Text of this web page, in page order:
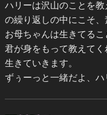
ハリーは沢山のことを
の繰り返しの中にこそ、
お母ちゃんは生きてるこ
君が身をもって教えて
生きていきます。
ずぅーっと一緒だよ、ハ